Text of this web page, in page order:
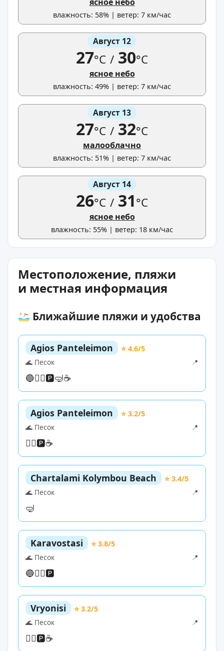
влажность: 58% | ветер: 7 км/час
Август 12
27°C / 30°C
ясное небо
влажность: 49% | ветер: 7 км/час
Август 13
27°C / 32°C
малооблачно
влажность: 51% | ветер: 7 км/час
Август 14
26°C / 31°C
ясное небо
влажность: 55% | ветер: 18 км/час
Местоположение, пляжи
и местная информация
Ближайшие пляжи и удобства
Agios Panteleimon
⭐ 4.6/5
🌊 Песок
📍
🔵🏊‍♀️🅿️🤿☕
Agios Panteleimon
⭐ 3.2/5
🌊 Песок
📍
🏊‍♀️🅿️☕
Chartalami Kolymbou Beach
⭐ 3.4/5
🌊 Песок
📍
🤿
Karavostasi
⭐ 3.8/5
🌊 Песок
📍
🔵🏊‍♀️🅿️
Vryonisi
⭐ 3.2/5
🌊 Песок
📍
🏊‍♀️🅿️☕